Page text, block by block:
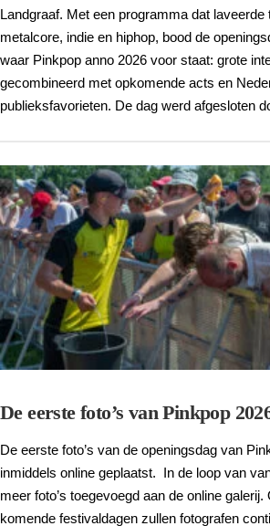
Landgraaf. Met een programma dat
metalcore, indie en hiphop, bood de
waar Pinkpop anno 2026 voor staat: grote
gecombineerd met opkomende acts en
publieksfavorieten. De dag werd afgesloten
De eerste foto’s van Pinkpop
De eerste foto’s van de openingsdag van
inmiddels online geplaatst. In de loop van
meer foto’s toegevoegd aan de online
komende festivaldagen zullen fotografen